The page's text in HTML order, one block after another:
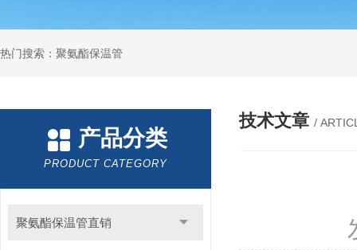
热门搜索：聚氨酯保温管
产品分类
PRODUCT CATEGORY
聚氨酯保温管直销
技术文章 /